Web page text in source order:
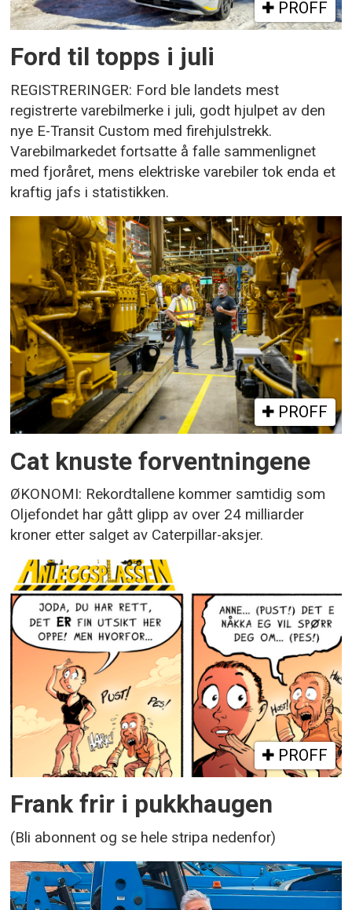
PROFF
Ford til topps i juli
REGISTRERINGER: Ford ble landets mest
registrerte varebilmerke i juli, godt hjulpet av den
nye E-Transit Custom med firehjulstrekk.
Varebilmarkedet fortsatte å falle sammenlignet
med fjoråret, mens elektriske varebiler tok enda et
kraftig jafs i statistikken.
PROFF
Cat knuste forventningene
ØKONOMI: Rekordtallene kommer samtidig som
Oljefondet har gått glipp av over 24 milliarder
kroner etter salget av Caterpillar-aksjer.
PROFF
Frank frir i pukkhaugen
(Bli abonnent og se hele stripa nedenfor)